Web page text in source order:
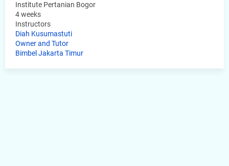
Institute Pertanian Bogor
4 weeks
Instructors
Diah Kusumastuti
Owner and Tutor
Bimbel Jakarta Timur